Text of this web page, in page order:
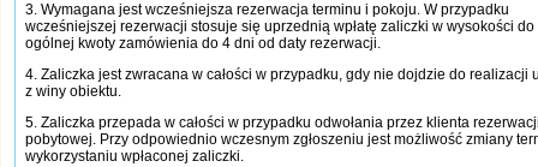
3. Wymagana jest wcześniejsza rezerwacja terminu i pokoju. W przypadku
wcześniejszej rezerwacji stosuje się uprzednią wpłatę zaliczki w wysokości do
ogólnej kwoty zamówienia do 4 dni od daty rezerwacji.
4. Zaliczka jest zwracana w całości w przypadku, gdy nie dojdzie do realizacji
z winy obiektu.
5. Zaliczka przepada w całości w przypadku odwołania przez klienta
pobytowej. Przy odpowiednio wczesnym zgłoszeniu jest możliwość zmiany
wykorzystaniu wpłaconej zaliczki.